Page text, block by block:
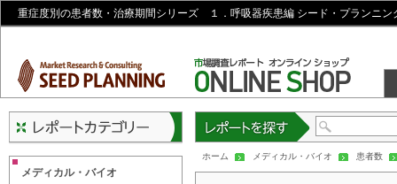
重症度別の患者数・治療期間シリーズ １．呼吸器疾患編 シード・プランニン
ホーム メディカル・バイオ 患者数
メディカル・バイオ